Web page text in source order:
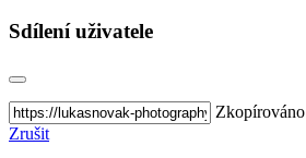
Sdílení uživatele
Zkopírováno
Zrušit